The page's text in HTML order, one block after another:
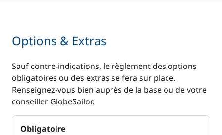
Options & Extras
Sauf contre-indications, le règlement des options
obligatoires ou des extras se fera sur place.
Renseignez-vous bien auprès de la base ou de votre
conseiller GlobeSailor.
Obligatoire